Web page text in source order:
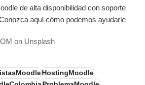
de alta disponibilidad con soporte
aquí cómo podemos ayudarle
on Unsplash
HostingMoodle